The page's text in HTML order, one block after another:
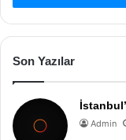
Son Yazılar
Admin